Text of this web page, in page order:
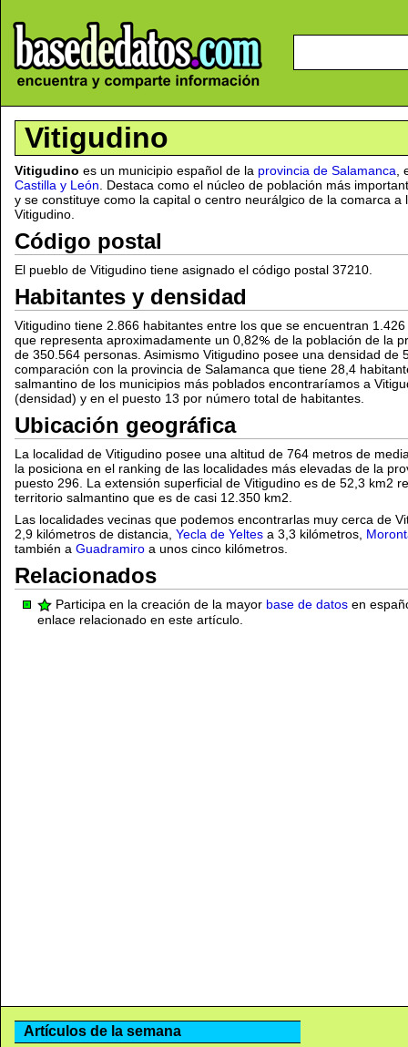
Vitigudino
Vitigudino es un municipio español de la provincia de Salamanca
Castilla y León . Destaca como el núcleo de población más
y se constituye como la capital o centro neurálgico de la comarca
Vitigudino.
Código postal
El pueblo de Vitigudino tiene asignado el código postal 37210.
Habitantes y densidad
Vitigudino tiene 2.866 habitantes entre los que se encuentran
que representa aproximadamente un 0,82
de la población de la
de 350.564 personas. Asimismo Vitigudino posee una densidad de
comparación con la provincia de Salamanca que tiene 28,4
salmantino de los municipios más poblados encontraríamos a
(densidad) y en el puesto 13 por número total de habitantes.
Ubicación geográfica
La localidad de Vitigudino posee una altitud de 764 metros de
la posiciona en el ranking de las localidades más elevadas de la
puesto 296. La extensión superficial de Vitigudino es de 52,3 km2
territorio salmantino que es de casi 12.350 km2.
Las localidades vecinas que podemos encontrarlas muy cerca de
2,9 kilómetros de distancia, Yecla de Yeltes a 3,3 kilómetros,
también a Guadramiro a unos cinco kilómetros.
Relacionados
Participa en la creación de la mayor base de datos en
enlace relacionado en este artículo.
Artículos de la semana